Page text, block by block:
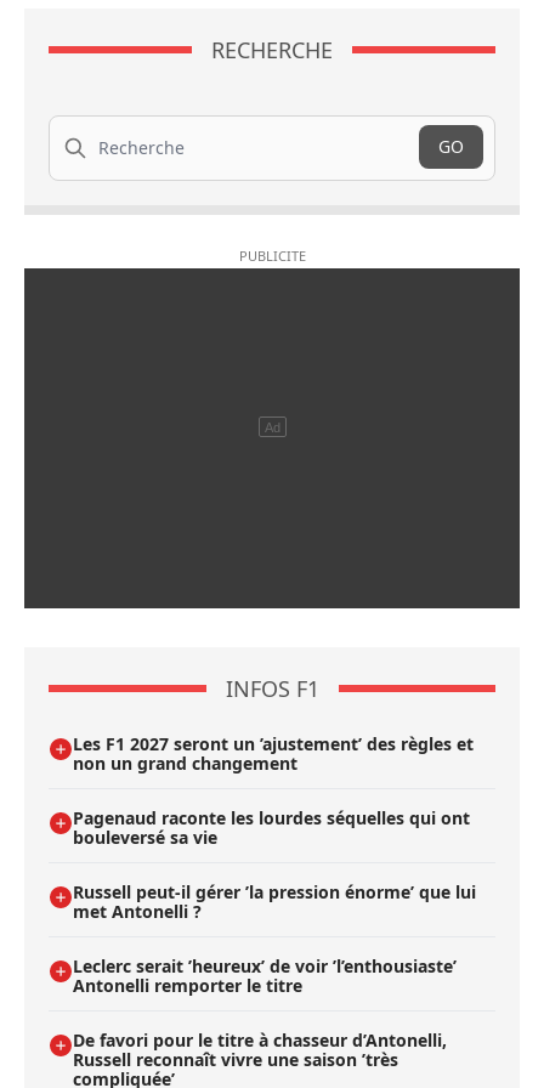
RECHERCHE
Recherche
GO
INFOS F1
Les F1 2027 seront un ’ajustement’ des règles et
non un grand changement
Pagenaud raconte les lourdes séquelles qui ont
bouleversé sa vie
Russell peut-il gérer ’la pression énorme’ que lui
met Antonelli ?
Leclerc serait ’heureux’ de voir ’l’enthousiaste’
Antonelli remporter le titre
De favori pour le titre à chasseur d’Antonelli,
Russell reconnaît vivre une saison ’très
compliquée’